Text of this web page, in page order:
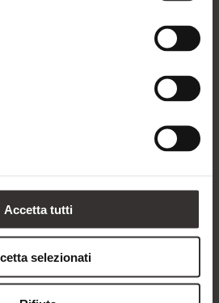
Accetta tutti
selezionati